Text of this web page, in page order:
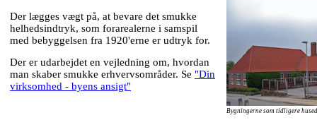
Der lægges vægt på, at bevare det smukke
helhedsindtryk, som forarealerne i samspil
med bebyggelsen fra 1920'erne er udtryk for.
Der er udarbejdet en vejledning om, hvordan
man skaber smukke erhvervsområder. Se "Din
virksomhed - byens ansigt"
Bygningerne som tidligere